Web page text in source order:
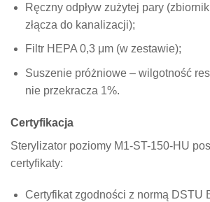
Ręczny odpływ zużytej pary
złącza do kanalizacji);
Filtr HEPA 0,3 μm (w zestawie);
Suszenie próżniowe – wilgotność
nie przekracza 1%.
Certyfikacja
Sterylizator poziomy M1-ST-150-HU
certyfikaty:
Certyfikat zgodności z normą DSTU